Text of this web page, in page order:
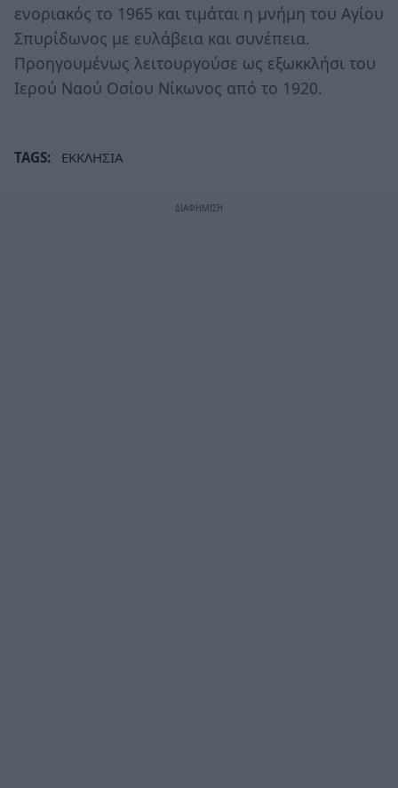
ενοριακός το 1965 και τιμάται η μνήμη του Αγίου
Σπυρίδωνος με ευλάβεια και συνέπεια.
Προηγουμένως λειτουργούσε ως εξωκκλήσι του
Ιερού Ναού Οσίου Νίκωνος από το 1920.
TAGS: ΕΚΚΛΗΣΙΑ